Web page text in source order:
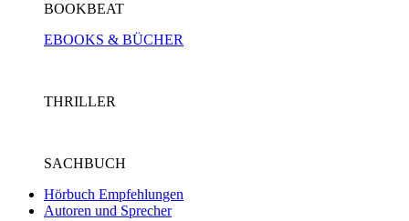
BOOKBEAT
EBOOKS & BÜCHER
THRILLER
SACHBUCH
Hörbuch Empfehlungen
Autoren und Sprecher